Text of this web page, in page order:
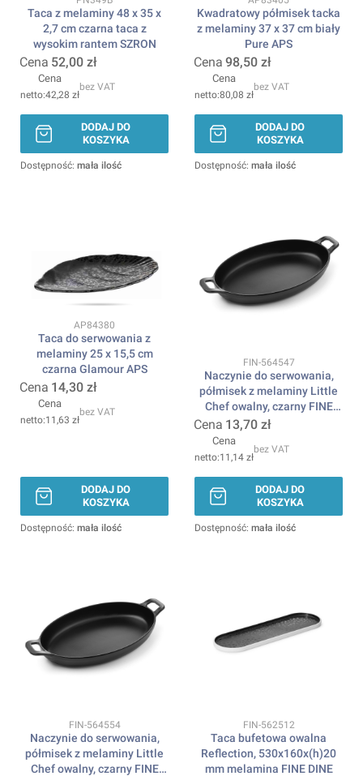
Taca z melaminy 48 x 35 x
2,7 cm czarna taca z
wysokim rantem SZRON
Cena 52,00 zł
Cena
42,28 zł
bez VAT
DODAJ DO
KOSZYKA
Dostępność: mała ilość
Kwadratowy półmisek tacka
z melaminy 37 x 37 cm biały
Pure APS
Cena 98,50 zł
Cena
80,08 zł
bez VAT
DODAJ DO
KOSZYKA
Dostępność: mała ilość
Kod produktu
AP84380
Taca do serwowania z
melaminy 25 x 15,5 cm
czarna Glamour APS
Cena 14,30 zł
Cena
11,63 zł
bez VAT
DODAJ DO
KOSZYKA
Dostępność: mała ilość
Kod produktu
FIN-564547
Naczynie do serwowania,
półmisek z melaminy Little
Chef owalny, czarny FINE
DINE
Cena 13,70 zł
Cena
11,14 zł
bez VAT
DODAJ DO
KOSZYKA
Dostępność: mała ilość
Kod produktu
FIN-564554
Naczynie do serwowania,
półmisek z melaminy Little
Chef owalny, czarny FINE
Kod produktu
FIN-562512
Taca bufetowa owalna
Reflection, 530x160x(h)20
mm melamina FINE DINE